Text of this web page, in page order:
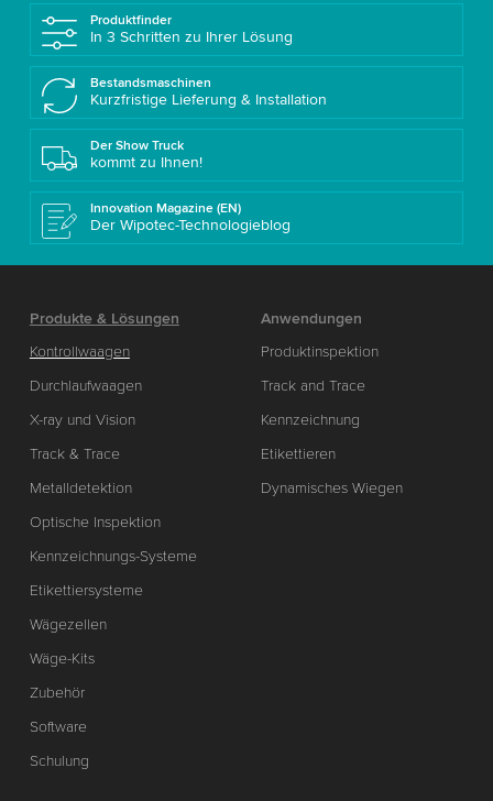
Produktfinder
In 3 Schritten zu Ihrer Lösung
Bestandsmaschinen
Kurzfristige Lieferung & Installation
Der Show Truck
kommt zu Ihnen!
Innovation Magazine (EN)
Der Wipotec-Technologieblog
Produkte & Lösungen
Kontrollwaagen
Durchlaufwaagen
X-ray und Vision
Track & Trace
Metalldetektion
Optische Inspektion
Kennzeichnungs-Systeme
Etikettiersysteme
Wägezellen
Wäge-Kits
Zubehör
Software
Schulung
Anwendungen
Produktinspektion
Track and Trace
Kennzeichnung
Etikettieren
Dynamisches Wiegen